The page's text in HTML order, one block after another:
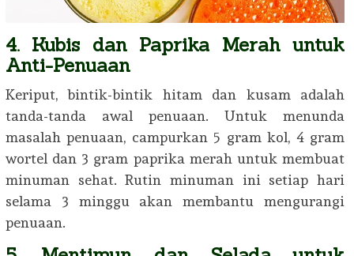
4. Kubis dan Paprika Merah untuk
Anti-Penuaan
Keriput, bintik-bintik hitam dan kusam adalah
tanda-tanda awal penuaan. Untuk menunda
masalah penuaan, campurkan 5 gram kol, 4 gram
wortel dan 3 gram paprika merah untuk membuat
minuman sehat. Rutin minuman ini setiap hari
selama 3 minggu akan membantu mengurangi
penuaan.